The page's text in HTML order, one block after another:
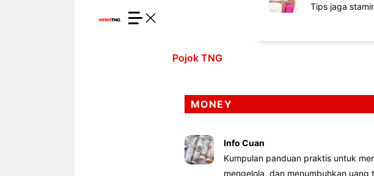
Tips jaga
Pojok TNG
MONEY
Info Cuan
Kumpulan panduan praktis untuk
mengelola, dan menumbuhkan uang